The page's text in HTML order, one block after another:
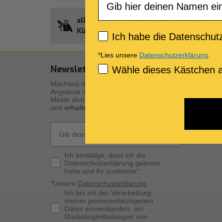
alle
Künstler
Guthaben
Newsletter Abonnement
Möchtest du über Neuigkeiten und
Angebote auf dem Laufenden bleiben?
Melde dich für unseren Newsletter an
und erhalte sofort ein Geschenk!
Privacy Policy
Ich bestätige, dass ich die
Datenschutzerklärung gelesen
habe und ihr zustimme*.
*Unsere Datenschutzerklärung
Consenso Marketing
Ich bin mit der Verarbeitung
meiner personenbezogenen
Daten einverstanden, um
Marketingmitteilungen von
Die
Privacy policy
Ich habe die
*Lies unsere Datenschutzerklärung
Consenso Marketing
Wähle dieses Kästchen